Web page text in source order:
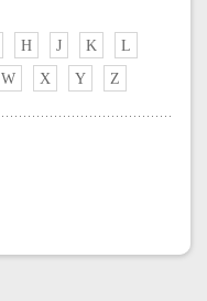
H J K
L
W X Y Z